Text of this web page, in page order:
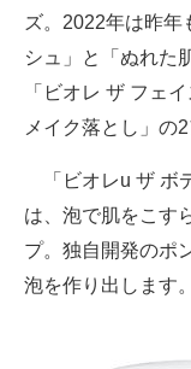
ビジネスと働き方
経営リーダーのコ
マーケ×ITの今がよ
ズ。2022年は昨年
シュ」と「ぬれた
「ビオレ ザ フェ
メイク落とし」の
「ビオレu ザ ボ
は、泡で肌をこす
プ。独自開発のポ
泡を作り出します。